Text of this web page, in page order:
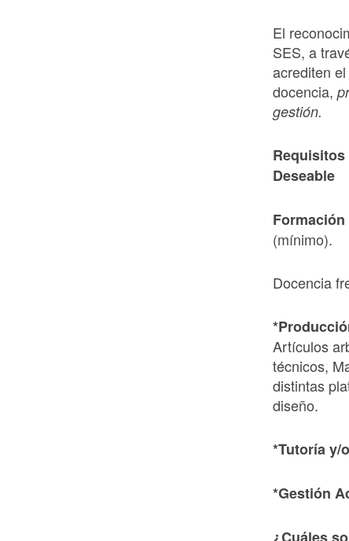
El
SES, a
acrediten
docencia,
gestión.
Deseable
Formación
(mínimo).
Docencia
*Producció
Artículos
técnicos,
distintas
diseño.
*Tutoría y/
*Gestión